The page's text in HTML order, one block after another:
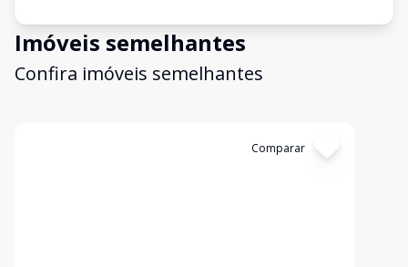
Imóveis semelhantes
Confira imóveis semelhantes
Comparar